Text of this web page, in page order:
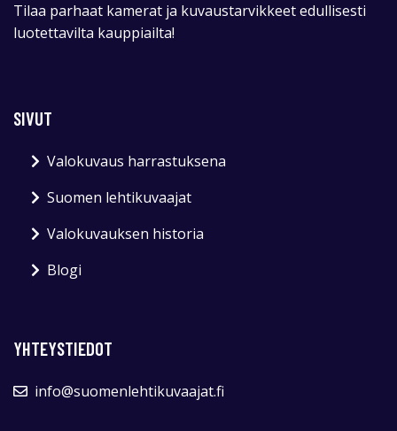
Tilaa parhaat kamerat ja kuvaustarvikkeet edullisesti
luotettavilta kauppiailta!
SIVUT
Valokuvaus harrastuksena
Suomen lehtikuvaajat
Valokuvauksen historia
Blogi
YHTEYSTIEDOT
info@suomenlehtikuvaajat.fi